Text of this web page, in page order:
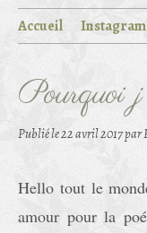
Accueil Instagram
Pourquoi
Publié le22 avril 2017par
Hello tout le
amour pour la